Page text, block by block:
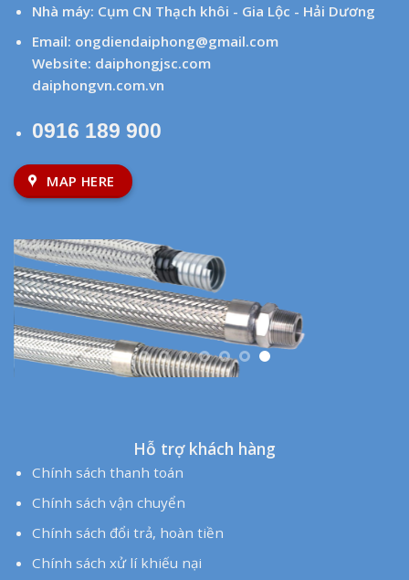
Nhà máy: Cụm CN Thạch khôi - Gia Lộc - Hải Dương
Email: ongdiendaiphong@gmail.com
Website: daiphongjsc.com
daiphongvn.com.vn
0916 189 900
MAP HERE